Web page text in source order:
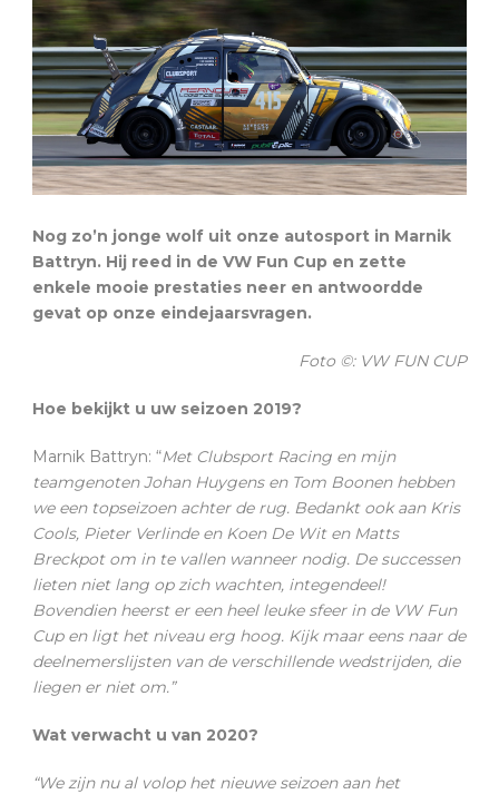
Nog zo’n jonge wolf uit onze autosport in Marnik
Battryn. Hij reed in de VW Fun Cup en zette
enkele mooie prestaties neer en antwoordde
gevat op onze eindejaarsvragen.
Foto ©: VW FUN CUP
Hoe bekijkt u uw seizoen 2019?
Marnik Battryn: “Met Clubsport Racing en mijn
teamgenoten Johan Huygens en Tom Boonen hebben
we een topseizoen achter de rug. Bedankt ook aan Kris
Cools, Pieter Verlinde en Koen De Wit en Matts
Breckpot om in te vallen wanneer nodig. De successen
lieten niet lang op zich wachten, integendeel!
Bovendien heerst er een heel leuke sfeer in de VW Fun
Cup en ligt het niveau erg hoog. Kijk maar eens naar de
deelnemerslijsten van de verschillende wedstrijden, die
liegen er niet om.”
Wat verwacht u van 2020?
“We zijn nu al volop het nieuwe seizoen aan het